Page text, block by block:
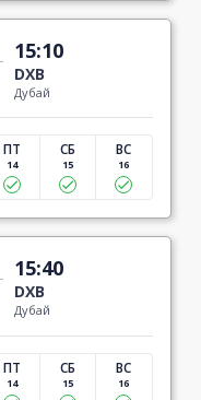
15:10
DXB
Дубай
ПТ
14
СБ
15
ВС
16
15:40
DXB
Дубай
ПТ
14
СБ
15
ВС
16